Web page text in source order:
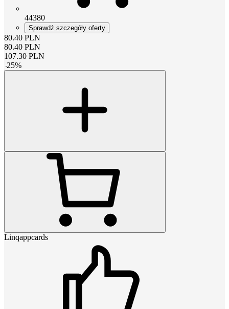
44380
Sprawdź szczegóły oferty
80.40 PLN
80.40 PLN
107.30 PLN
-25%
Linqappcards